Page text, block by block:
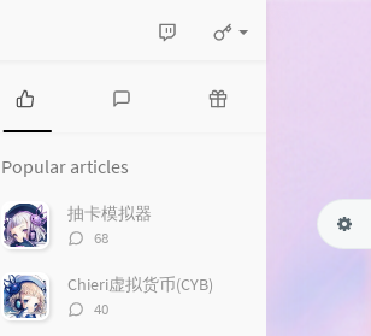
P
p
u
l
a
r
a
r
t
e
s
c
o
Popular articles
抽卡模拟器
评
数：
68
Chieri虚拟货币(CYB)
评
40